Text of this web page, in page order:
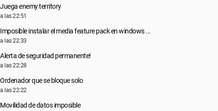
Juega enemy territory
a las 22:51
Imposible instalar el media feature pack en windows ...
a las 22:33
Alerta de seguridad permanente!
a las 22:28
Ordenador que se bloque solo
a las 22:22
Movilidad de datos imposible